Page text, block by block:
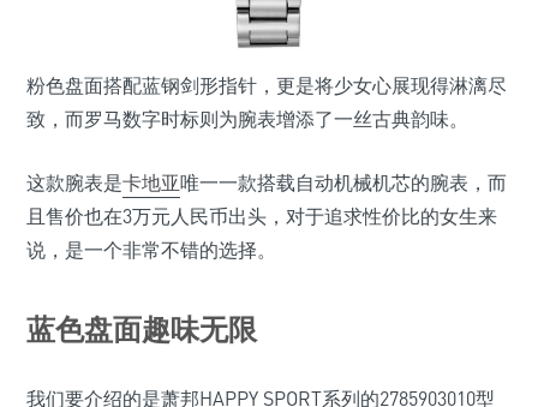
粉色盘面搭配蓝钢剑形指针，更是将少女心展现得淋漓尽
致，而罗马数字时标则为腕表增添了一丝古典韵味。
这款腕表是卡地亚唯一一款搭载自动机械机芯的腕表，而
且售价也在3万元人民币出头，对于追求性价比的女生来
说，是一个非常不错的选择。
蓝色盘面趣味无限
我们要介绍的是萧邦HAPPY SPORT系列的2785903010型